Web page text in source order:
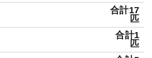
合計17
匹
合計1
匹